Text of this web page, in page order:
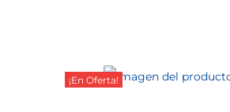
¡En Oferta!